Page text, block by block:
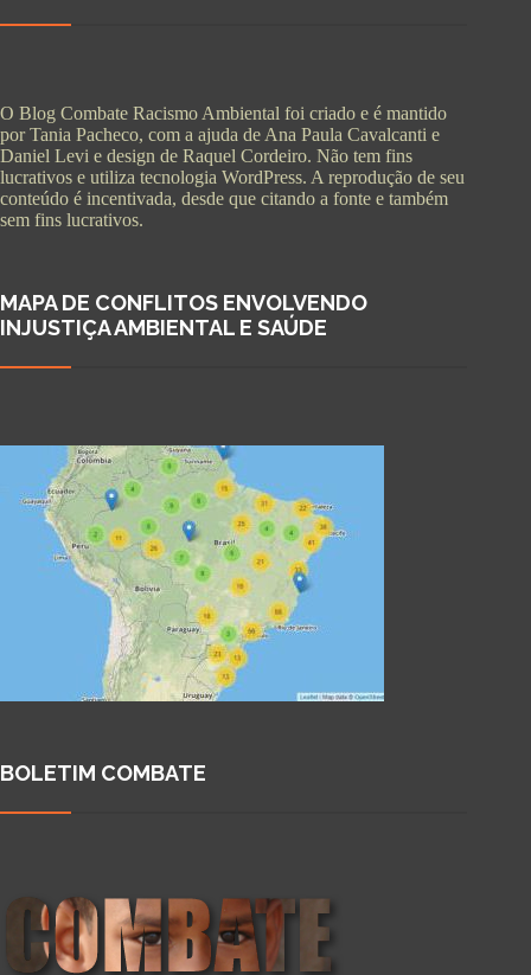
O Blog Combate Racismo Ambiental foi criado e é mantido
por Tania Pacheco, com a ajuda de Ana Paula Cavalcanti e
Daniel Levi e design de Raquel Cordeiro. Não tem fins
lucrativos e utiliza tecnologia WordPress. A reprodução de seu
conteúdo é incentivada, desde que citando a fonte e também
sem fins lucrativos.
MAPA DE CONFLITOS ENVOLVENDO
INJUSTIÇA AMBIENTAL E SAÚDE
BOLETIM COMBATE